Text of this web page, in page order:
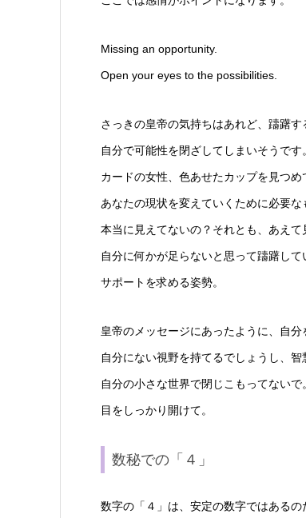
Missing an opportunity.
Open your eyes to the possibilities.
さっきの皇帝の気持ちはあれど、躊躇す
自分で可能性を閉ざしてしまいそうです。
カードの女性、色あせたカップを見つ
あなたの現状を変えていくために必要
本当に見えてないの？それとも、あえて
自分に何かが足らないと思って躊躇し
サポートを求める姿勢。
皇帝のメッセージにあったように、自分
自分にない視野を持てるでしょうし、智
自分の小さな世界で閉じこもってないで。
目をしっかり開けて。
数秘での「４」
数字の「４」は、安定の数字ではある